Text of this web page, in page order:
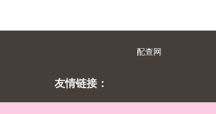
配查网
友情链接：